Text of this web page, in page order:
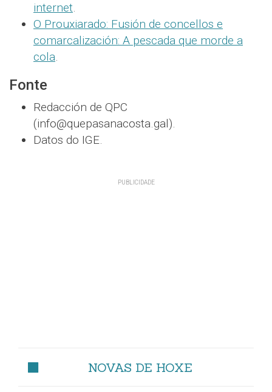
internet.
O Prouxiarado: Fusión de concellos e
comarcalización: A pescada que morde a
cola.
Fonte
Redacción de QPC
(info@quepasanacosta.gal).
Datos do IGE.
NOVAS DE HOXE